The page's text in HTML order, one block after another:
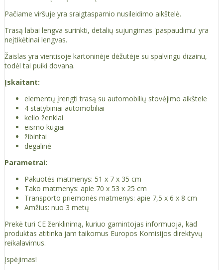
Pačiame viršuje yra sraigtasparnio nusileidimo aikštelė.
Trasą labai lengva surinkti, detalių sujungimas 'paspaudimu' yra
neįtikėtinai lengvas.
Žaislas yra vientisoje kartoninėje dėžutėje su spalvingu dizainu,
todėl tai puiki dovana.
Įskaitant:
elementų įrengti trasą su automobilių stovėjimo aikštele
4 statybiniai automobiliai
kelio ženklai
eismo kūgiai
žibintai
degalinė
Parametrai:
Pakuotės matmenys: 51 x 7 x 35 cm
Tako matmenys: apie 70 x 53 x 25 cm
Transporto priemonės matmenys: apie 7,5 x 6 x 8 cm
Amžius: nuo 3 metų
Prekė turi CE ženklinimą, kuriuo gamintojas informuoja, kad
produktas atitinka jam taikomus Europos Komisijos direktyvų
reikalavimus.
Įspėjimas!